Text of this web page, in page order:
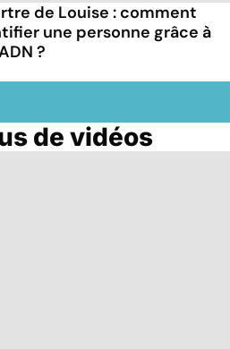
de Louise : comment
une personne grâce à
?
de vidéos